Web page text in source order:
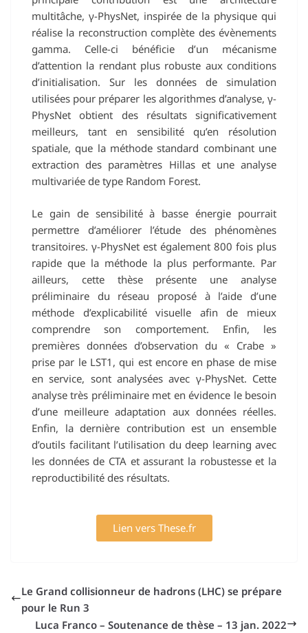
multitâche, γ-PhysNet, inspirée de la physique qui
réalise la reconstruction complète des évènements
gamma. Celle-ci bénéficie d’un mécanisme
d’attention la rendant plus robuste aux conditions
d’initialisation. Sur les données de simulation
utilisées pour préparer les algorithmes d’analyse, γ-
PhysNet obtient des résultats significativement
meilleurs, tant en sensibilité qu’en résolution
spatiale, que la méthode standard combinant une
extraction des paramètres Hillas et une analyse
multivariée de type Random Forest.
Le gain de sensibilité à basse énergie pourrait
permettre d’améliorer l’étude des phénomènes
transitoires. γ-PhysNet est également 800 fois plus
rapide que la méthode la plus performante. Par
ailleurs, cette thèse présente une analyse
préliminaire du réseau proposé à l’aide d’une
méthode d’explicabilité visuelle afin de mieux
comprendre son comportement. Enfin, les
premières données d’observation du « Crabe »
prise par le LST1, qui est encore en phase de mise
en service, sont analysées avec γ-PhysNet. Cette
analyse très préliminaire met en évidence le besoin
d’une meilleure adaptation aux données réelles.
Enfin, la dernière contribution est un ensemble
d’outils facilitant l’utilisation du deep learning avec
les données de CTA et assurant la robustesse et la
reproductibilité des résultats.
Lien vers These.fr
Le Grand collisionneur de hadrons (LHC) se prépare
pour le Run 3
Luca Franco – Soutenance de thèse – 13 jan. 2022